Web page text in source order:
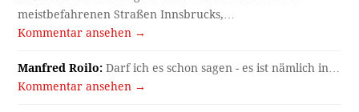
meistbefahrenen Straßen Innsbrucks,…
Kommentar ansehen →
Manfred Roilo: Darf ich es schon sagen - es ist nämlich in…
Kommentar ansehen →